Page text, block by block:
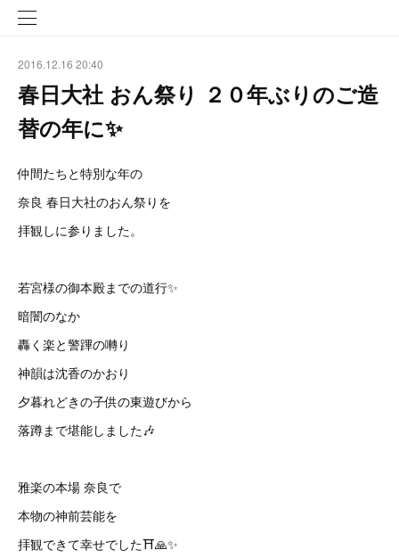
2016.12.16 20:40
春日大社 おん祭り ２０年ぶりのご造
替の年に✨
仲間たちと特別な年の
奈良 春日大社のおん祭りを
拝観しに参りました。
若宮様の御本殿までの道行✨
暗闇のなか
轟く楽と警蹕の囀り
神韻は沈香のかおり
夕暮れどきの子供の東遊びから
落蹲まで堪能しました🎶
雅楽の本場 奈良で
本物の神前芸能を
拝観できて幸せでした⛩🙏✨